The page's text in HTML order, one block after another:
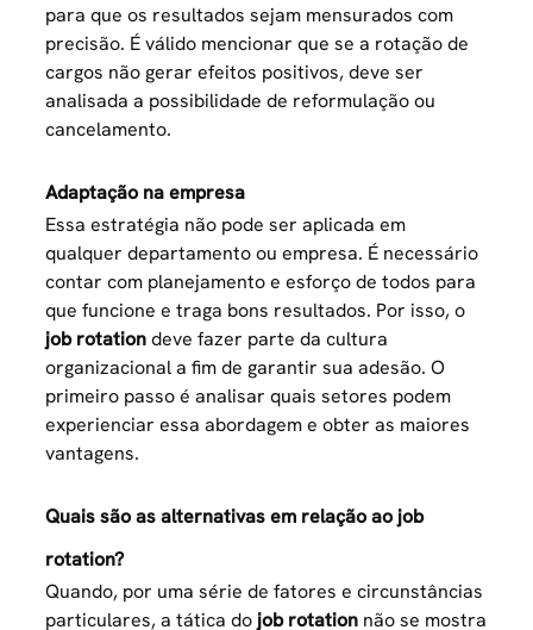
para que os resultados sejam mensurados com
precisão. É válido mencionar que se a rotação de
cargos não gerar efeitos positivos, deve ser
analisada a possibilidade de reformulação ou
cancelamento.
Adaptação na empresa
Essa estratégia não pode ser aplicada em
qualquer departamento ou empresa. É necessário
contar com planejamento e esforço de todos para
que funcione e traga bons resultados. Por isso, o
job rotationdeve fazer parte da cultura
organizacional a fim de garantir sua adesão. O
primeiro passo é analisar quais setores podem
experienciar essa abordagem e obter as maiores
vantagens.
Quais são as alternativas em relação ao job
rotation?
Quando, por uma série de fatores e circunstâncias
particulares, a tática do job rotation não se mostra